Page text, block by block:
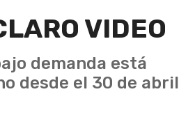
VIDEO
demanda está
desde el 30 de abril